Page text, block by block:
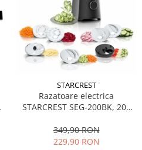
STARCREST
Razatoare electrica
STARCREST SEG-200BK, 200
349,90 RON
229,90 RON